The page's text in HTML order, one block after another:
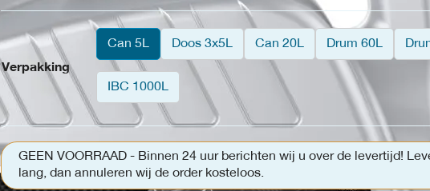
Verpakking
Can 5L Doos 3x5L Can 20L Drum 60L
IBC 1000L
GEEN VOORRAAD - Binnen 24 uur berichten wij u over de levertijd!
lang, dan annuleren wij de order kosteloos.